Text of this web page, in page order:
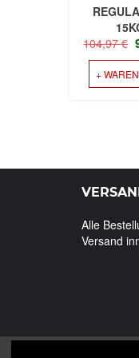
104,97€
+
Alle
Versand